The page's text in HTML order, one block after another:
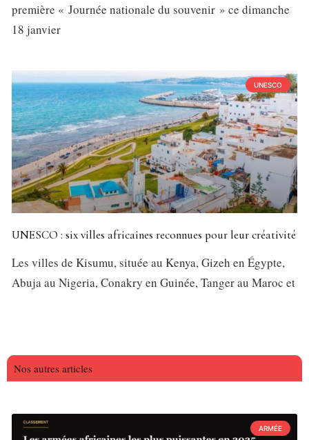
première « Journée nationale du souvenir » ce dimanche
18 janvier
UNESCO
UNESCO : six villes africaines reconnues pour leur créativité
Les villes de Kisumu, située au Kenya, Gizeh en Égypte,
Abuja au Nigeria, Conakry en Guinée, Tanger au Maroc et
Nos autres articles
ARMÉE